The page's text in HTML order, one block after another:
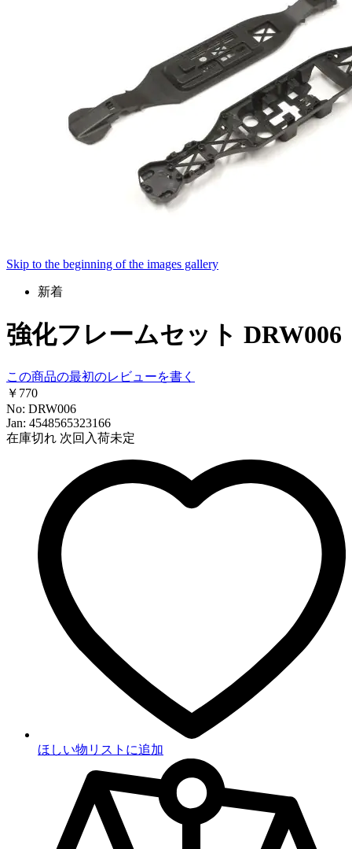
Skip to the beginning of the images gallery
新着
強化フレームセット DRW006
この商品の最初のレビューを書く
￥770
No: DRW006
Jan: 4548565323166
在庫切れ 次回入荷未定
ほしい物リストに追加